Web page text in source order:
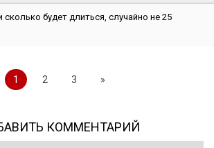
будет длиться, случайно не 25
1 2 3 »
КОММЕНТАРИЙ